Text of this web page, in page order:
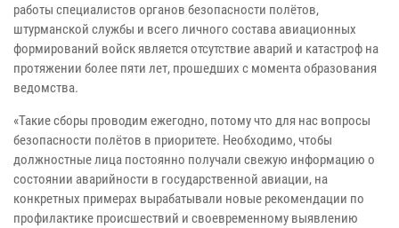
работы специалистов органов безопасности полётов,
штурманской службы и всего личного состава авиационных
формирований войск является отсутствие аварий и катастроф на
протяжении более пяти лет, прошедших с момента образования
ведомства.
«Такие сборы проводим ежегодно, потому что для нас вопросы
безопасности полётов в приоритете. Необходимо, чтобы
должностные лица постоянно получали свежую информацию о
состоянии аварийности в государственной авиации, на
конкретных примерах вырабатывали новые рекомендации по
профилактике происшествий и своевременному выявлению